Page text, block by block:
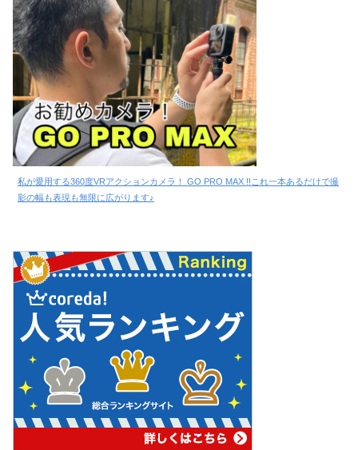
私が愛用する360度VRアクションカメラ！ GO PRO MAX !!これ一本あるだけで撮
影の幅も表現も無限に広がります♪